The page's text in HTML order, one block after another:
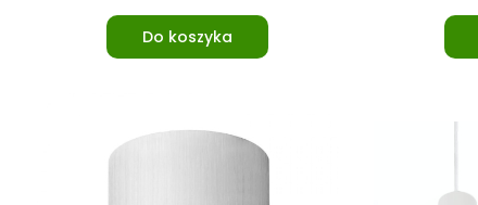
Do koszyka